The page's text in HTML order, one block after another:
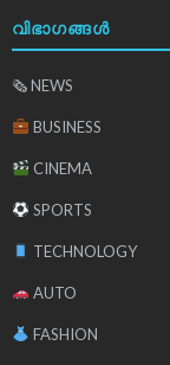
വിഭാഗങ്ങൾ
🗞 NEWS
BUSINESS
CINEMA
SPORTS
TECHNOLOGY
AUTO
FASHION